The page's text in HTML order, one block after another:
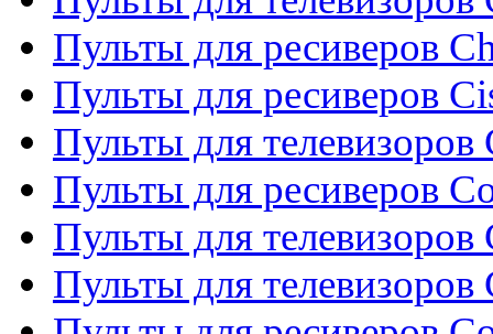
Пульты для ресиверов
Пульты для ресиверов
Пульты для телевизоров
Пульты для ресиверов
Пульты для телевизоров
Пульты для телевизоров